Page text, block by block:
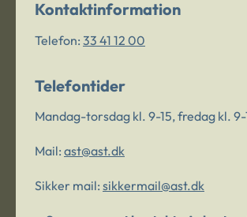
Kontaktinformation
Telefon: 33 41 12 00
Telefontider
Mandag-torsdag kl. 9-15, fredag kl. 9-
Mail: ast@ast.dk
Sikker mail: sikkermail@ast.dk